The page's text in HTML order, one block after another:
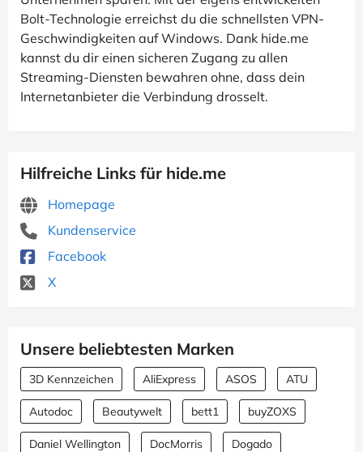
Bolt-Technologie erreichst du die schnellsten VPN-
Geschwindigkeiten auf Windows. Dank hide.me
kannst du dir einen sicheren Zugang zu allen
Streaming-Diensten bewahren ohne, dass dein
Internetanbieter die Verbindung drosselt.
Hilfreiche Links für hide.me
Homepage
Kundenservice
Facebook
X
Unsere beliebtesten Marken
3D Kennzeichen AliExpress ASOS ATU
Autodoc Beautywelt bett1 buyZOXS
Daniel Wellington DocMorris Dogado